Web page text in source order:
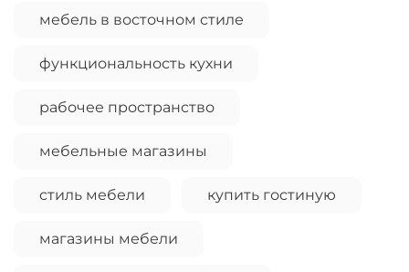
мебель в восточном стиле
функциональность кухни
рабочее пространство
мебельные магазины
стиль мебели купить гостиную
магазины мебели